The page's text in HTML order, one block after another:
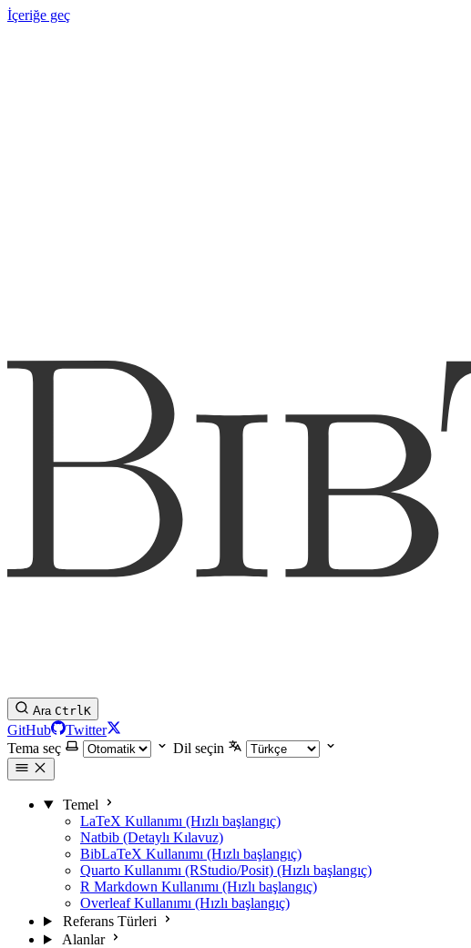
İçeriğe geç
Ara CtrlK
GitHub
Twitter
Tema seç
Dil seçin
Temel
LaTeX Kullanımı (Hızlı başlangıç)
Natbib (Detaylı Kılavuz)
BibLaTeX Kullanımı (Hızlı başlangıç)
Quarto Kullanımı (RStudio/Posit) (Hızlı başlangıç)
R Markdown Kullanımı (Hızlı başlangıç)
Overleaf Kullanımı (Hızlı başlangıç)
Referans Türleri
Alanlar